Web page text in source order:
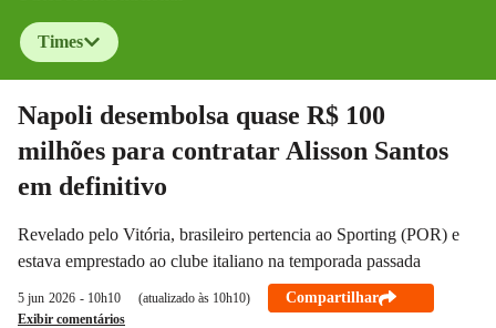
Times
Selecione o time para ver as notícias
Napoli desembolsa quase R$ 100
milhões para contratar Alisson Santos
em definitivo
Revelado pelo Vitória, brasileiro pertencia ao Sporting (POR) e
estava emprestado ao clube italiano na temporada passada
5 jun 2026 - 10h10 (atualizado às 10h10) Compartilhar
Exibir comentários